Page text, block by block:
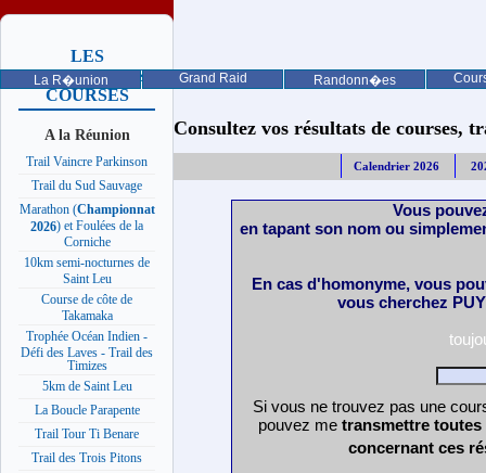
La R�union Grand Raid Randonn�es
LES
PROCHAINES
COURSES
A la Réunion
Trail Vaincre Parkinson
Trail du Sud Sauvage
Marathon (Championnat
2026) et Foulées de la
Corniche
10km semi-nocturnes de
Saint Leu
Course de côte de
Takamaka
Trophée Océan Indien -
Défi des Laves - Trail des
Timizes
5km de Saint Leu
La Boucle Parapente
Trail Tour Ti Benare
Trail des Trois Pitons
Consultez vos résultats de courses,
Calendrier 2026
Vous
en tapant son nom ou
En cas d'homonyme, vous
vous cherchez
Si vous ne trouvez pas une
pouvez me transmettre
concernant ces